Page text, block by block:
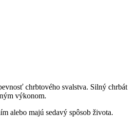
chrbtového svalstva. Silný chrbát
výkonom.
alebo majú sedavý spôsob života.